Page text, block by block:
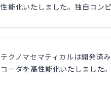
性能化いたしました。独自コン
テクノマセマティカルは開発済
コーダを高性能化いたしました